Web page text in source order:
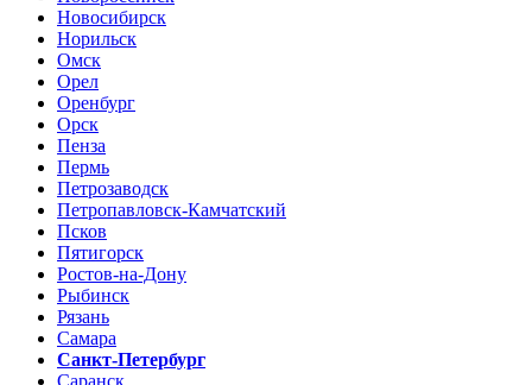
Новосибирск
Норильск
Омск
Орел
Оренбург
Орск
Пенза
Пермь
Петрозаводск
Петропавловск-Камчатский
Псков
Пятигорск
Ростов-на-Дону
Рыбинск
Рязань
Самара
Санкт-Петербург
Саранск